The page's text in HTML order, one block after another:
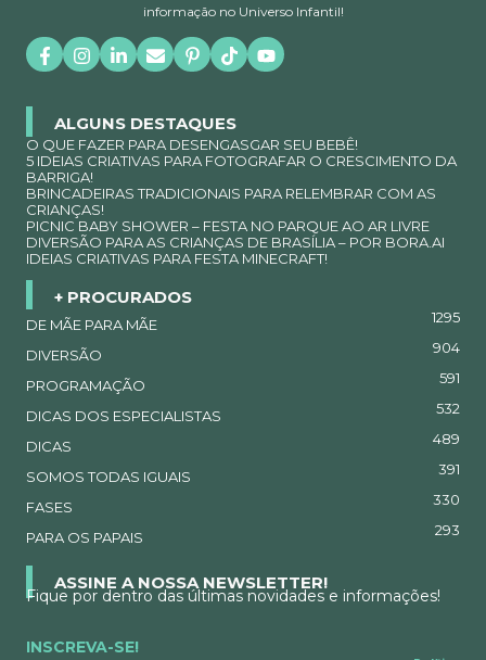
informação no Universo Infantil!
ALGUNS DESTAQUES
O QUE FAZER PARA DESENGASGAR SEU BEBÊ!
5 IDEIAS CRIATIVAS PARA FOTOGRAFAR O CRESCIMENTO DA
BARRIGA!
BRINCADEIRAS TRADICIONAIS PARA RELEMBRAR COM AS
CRIANÇAS!
PICNIC BABY SHOWER – FESTA NO PARQUE AO AR LIVRE
DIVERSÃO PARA AS CRIANÇAS DE BRASÍLIA – POR BORA.AI
IDEIAS CRIATIVAS PARA FESTA MINECRAFT!
+ PROCURADOS
DE MÃE PARA MÃE 1295
DIVERSÃO 904
PROGRAMAÇÃO 591
DICAS DOS ESPECIALISTAS 532
DICAS 489
SOMOS TODAS IGUAIS 391
FASES 330
PARA OS PAPAIS 293
ASSINE A NOSSA NEWSLETTER!
Fique por dentro das últimas novidades e informações!
INSCREVA-SE!